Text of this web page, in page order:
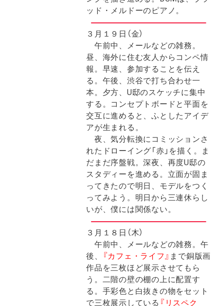
ッド・メルドーのピアノ。
３月１９日（金）
午前中、メールなどの雑務。
昼、海外に住む友人からコンペ情
報。早速、参加することを伝え
る。午後、渋谷で打ち合わせ一
本。夕方、U邸のスケッチに集中
する。コンセプトボードと平面を
交互に進めると、ふとしたアイデ
アが生まれる。
夜、気分転換にコミッションさ
れたドローイング「赤」を描く。ま
だまだ序盤戦。深夜、再度U邸の
スタディーを進める。立面が固ま
ってきたので明日、モデルをつく
ってみよう。明日から三連休らし
いが、僕には関係ない。
３月１８日（木）
午前中、メールなどの雑務。午
後、
『カフェ・ライフ』 まで銅版画
作品を三枚ほど展示させてもら
う。二階の壁の棚の上に配置す
る。手彩色と白抜きの物をセット
で三枚展示している 『リスペク